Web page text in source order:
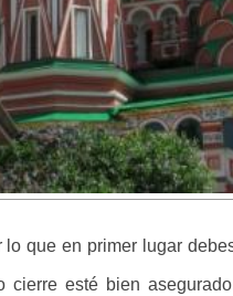
que en primer lugar
esté bien